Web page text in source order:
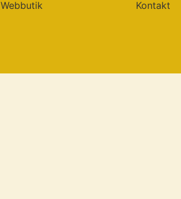
Webbutik
Kontakt